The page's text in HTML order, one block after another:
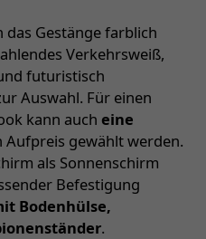
das Gestänge farblich
Verkehrsweiß,
futuristisch
Auswahl. Für einen
kann auch eine
Aufpreis gewählt werden.
als Sonnenschirm
Befestigung
Bodenhülse,
.